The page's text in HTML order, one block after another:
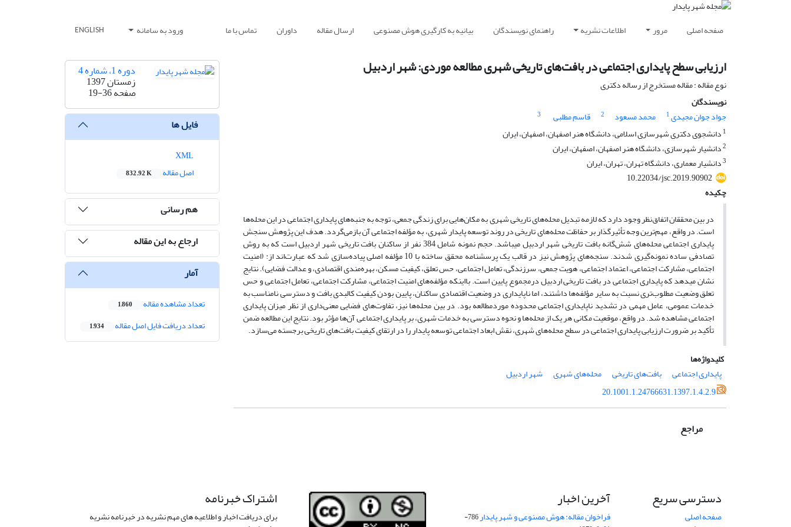
صفحه اصلی مرور اطلاعات نشریه راهنمای نویسندگان بیانیه به کارگیری هوش مصنوعی ارسال مقاله داوران تماس با ما ورود به سامانه ENGLISH
ارزیابی سطح پایداری اجتماعی در بافت‌های تاریخی شهری مطالعه موردی: شهر اردبیل
نوع مقاله : مقاله مستخرج از رساله دکتری
نویسندگان
جواد جوان مجیدی1 محمد مسعود 2 قاسم مطلبی
3
1 دانشجوی دکتری شهرسازی اسلامی، دانشگاه هنر اصفهان، اصفهان، ایران
2دانشیار شهرسازی، دانشگاه هنر اصفهان، اصفهان، ایران
3دانشیار معماری، دانشگاه تهران، تهران، ایران
10.22034/jsc.2019.90902
چکیده
در بین محققان اتفاق‌نظر وجود دارد که لازمه تبدیل محله‌های تاریخی شهری به مکان‌هایی برای زندگی جمعی، توجه به جنبه‌های پایداری اجتماعی در این محله‌ها
است. در واقع، مهم‌ترین وجه تأثیرگذار بر حفاظت محله‌های تاریخی در روند توسعه پایدار شهری، به مؤلفه اجتماعی آن بازمی‌گردد. هدف این پژوهش سنجش
پایداری اجتماعی محله‌های شش‌گانه بافت تاریخی شهر اردبیل می­باشد. حجم نمونه شامل 384 نفر از ساکنان بافت تاریخی شهر اردبیل است که به روش
تصادفی ساده نمونه‌گیری شدند. سنجه‌های پژوهش نیز در قالب یک پرسشنامه محقق ساخته با 10 مؤلفه اصلی پیاده‌سازی شد که عبارت‌اند از: (امنیت
اجتماعی، مشارکت اجتماعی، اعتماد اجتماعی، هویت جمعی، سرزندگی، تعامل اجتماعی، حس تعلق، کیفیت مسکن، بهره‌مندی اقتصادی، و عدالت فضایی). نتایج
نشان می­دهد که پایداری اجتماعی در بافت تاریخی اردبیل درمجموع پایین است. بااینکه مؤلفه‌های امنیت اجتماعی، مشارکت اجتماعی، تعامل اجتماعی و حس
تعلق وضعیت مطلوب‌تری نسبت به سایر مؤلفه‌ها داشتند، اما ناپایداری در وضعیت اقتصادی ساکنان، پایین بودن کیفیت کالبدی بافت و دسترسی نامناسب به
خدمات عمومی، عامل مهمی در تشدید ناپایداری اجتماعی محدوده موردمطالعه بود. در بین محله‌ها نیز، تفاوت‌های فضایی معنی‌داری از نظر میزان پایداری
اجتماعی مشاهده شد. در واقع، موقعیت مکانی هر یک از محله‌ها و نحوه دسترسی به خدمات شهری، بر پایداری اجتماعی آن‌ها مؤثر بود. نتایج این مطالعه ضمن
تأکید بر ضرورت ارزیابی پایداری اجتماعی در سطح محله‌های شهری، نقش ابعاد اجتماعی توسعه پایدار را در ارتقای کیفیت بافت‌های تاریخی برجسته می‌سازد.
کلیدواژه‌ها
پایداری اجتماعی
بافت‌های تاریخی محله‌های شهری
شهر اردبیل
20.1001.1.24766631.1397.1.4.2.9
مراجع
دوره 1، شماره 4
زمستان 1397
صفحه19-36
فایل ها
اصل مقاله
832.92 K
هم رسانی
ارجاع به این مقاله
آمار
تعداد مشاهده مقاله 1,860
تعداد دریافت فایل اصل مقاله 1,934
دسترسی سریع
صفحه اصلی
آخرین اخبار
فراخوان مقاله: هوش مصنوعی و شهر پایدار
786-
اشتراک خبرنامه
برای دریافت اخبار و اطلاعیه های مهم نشریه در خبرنامه نشریه